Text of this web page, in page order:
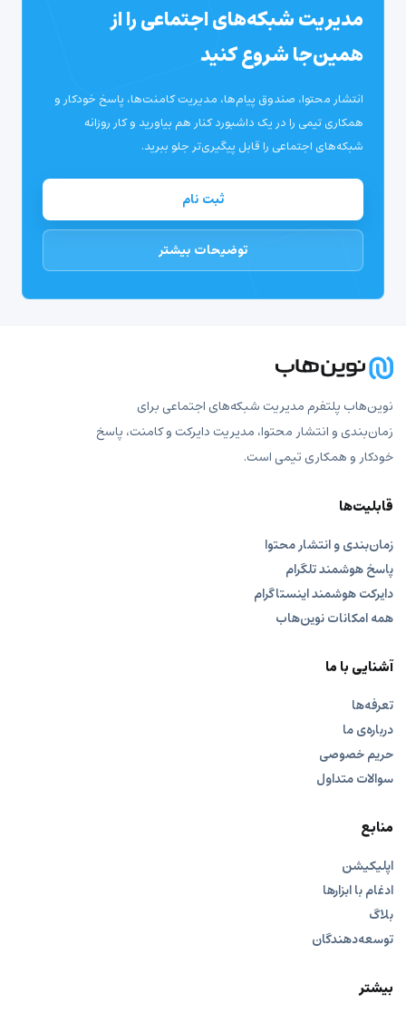
مدیریت شبکه‌های اجتماعی را از
همین‌جا شروع کنید
انتشار محتوا، صندوق پیام‌ها، مدیریت کامنت‌ها، پاسخ خودکار و
همکاری تیمی را در یک داشبورد کنار هم بیاورید و کار روزانه
شبکه‌های اجتماعی را قابل پیگیری‌تر جلو ببرید.
ثبت نام
توضیحات بیشتر
نوین‌هاب پلتفرم مدیریت شبکه‌های اجتماعی برای
زمان‌بندی و انتشار محتوا، مدیریت دایرکت و کامنت، پاسخ
خودکار و همکاری تیمی است.
قابلیت‌ها
زمان‌بندی و انتشار محتوا
پاسخ هوشمند تلگرام
دایرکت هوشمند اینستاگرام
همه امکانات نوین‌هاب
آشنایی با ما
تعرفه‌ها
درباره‌ی ما
حریم خصوصی
سوالات متداول
منابع
اپلیکیشن
ادغام با ابزارها
بلاگ
توسعه‌دهندگان
بیشتر